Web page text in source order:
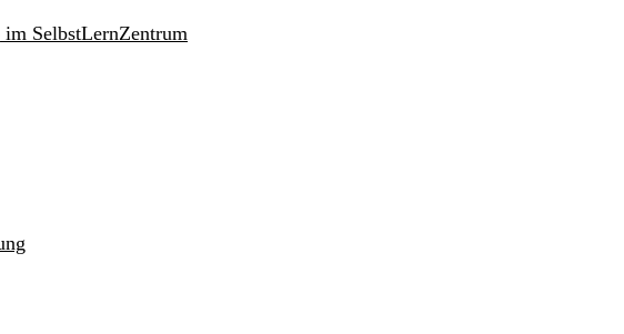
SelbstLernZentrum